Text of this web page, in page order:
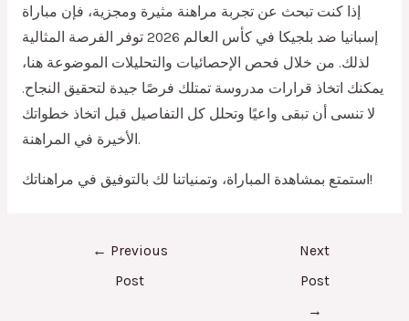
إذا كنت تبحث عن تجربة مراهنة مثيرة ومجزية، فإن مباراة
إسبانيا ضد بلجيكا في كأس العالم 2026 توفر الفرصة المثالية
لذلك. من خلال فحص الإحصائيات والتحليلات الموضوعة هنا،
يمكنك اتخاذ قرارات مدروسة تمتلك فرصًا جيدة لتحقيق النجاح.
لا تنسى أن تبقى واعيًا وتحلل كل التفاصيل قبل اتخاذ خطواتك
الأخيرة في المراهنة.
استمتع بمشاهدة المباراة، وتمنياتنا لك بالتوفيق في مراهناتك!
← Previous
Post
Next
Post
→